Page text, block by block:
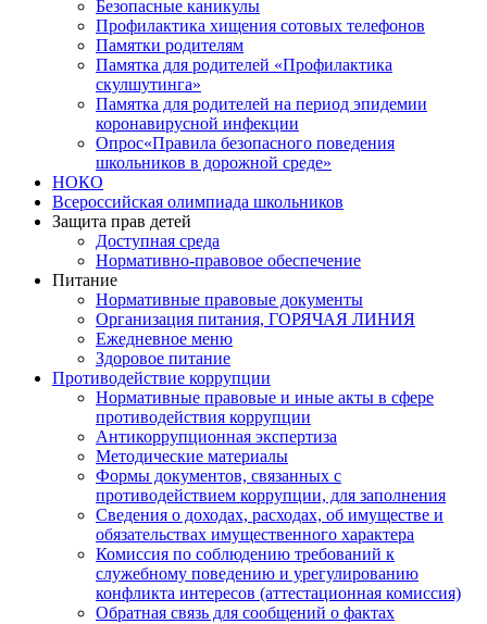
Безопасные каникулы
Профилактика хищения сотовых телефонов
Памятки родителям
Памятка для родителей «Профилактика
скулшутинга»
Памятка для родителей на период эпидемии
коронавирусной инфекции
Опрос«Правила безопасного поведения
школьников в дорожной среде»
НОКО
Всероссийская олимпиада школьников
Защита прав детей
Доступная среда
Нормативно-правовое обеспечение
Питание
Нормативные правовые документы
Организация питания, ГОРЯЧАЯ ЛИНИЯ
Ежедневное меню
Здоровое питание
Противодействие коррупции
Нормативные правовые и иные акты в сфере
противодействия коррупции
Антикоррупционная экспертиза
Методические материалы
Формы документов, связанных с
противодействием коррупции, для заполнения
Сведения о доходах, расходах, об имуществе и
обязательствах имущественного характера
Комиссия по соблюдению требований к
служебному поведению и урегулированию
конфликта интересов (аттестационная комиссия)
Обратная связь для сообщений о фактах